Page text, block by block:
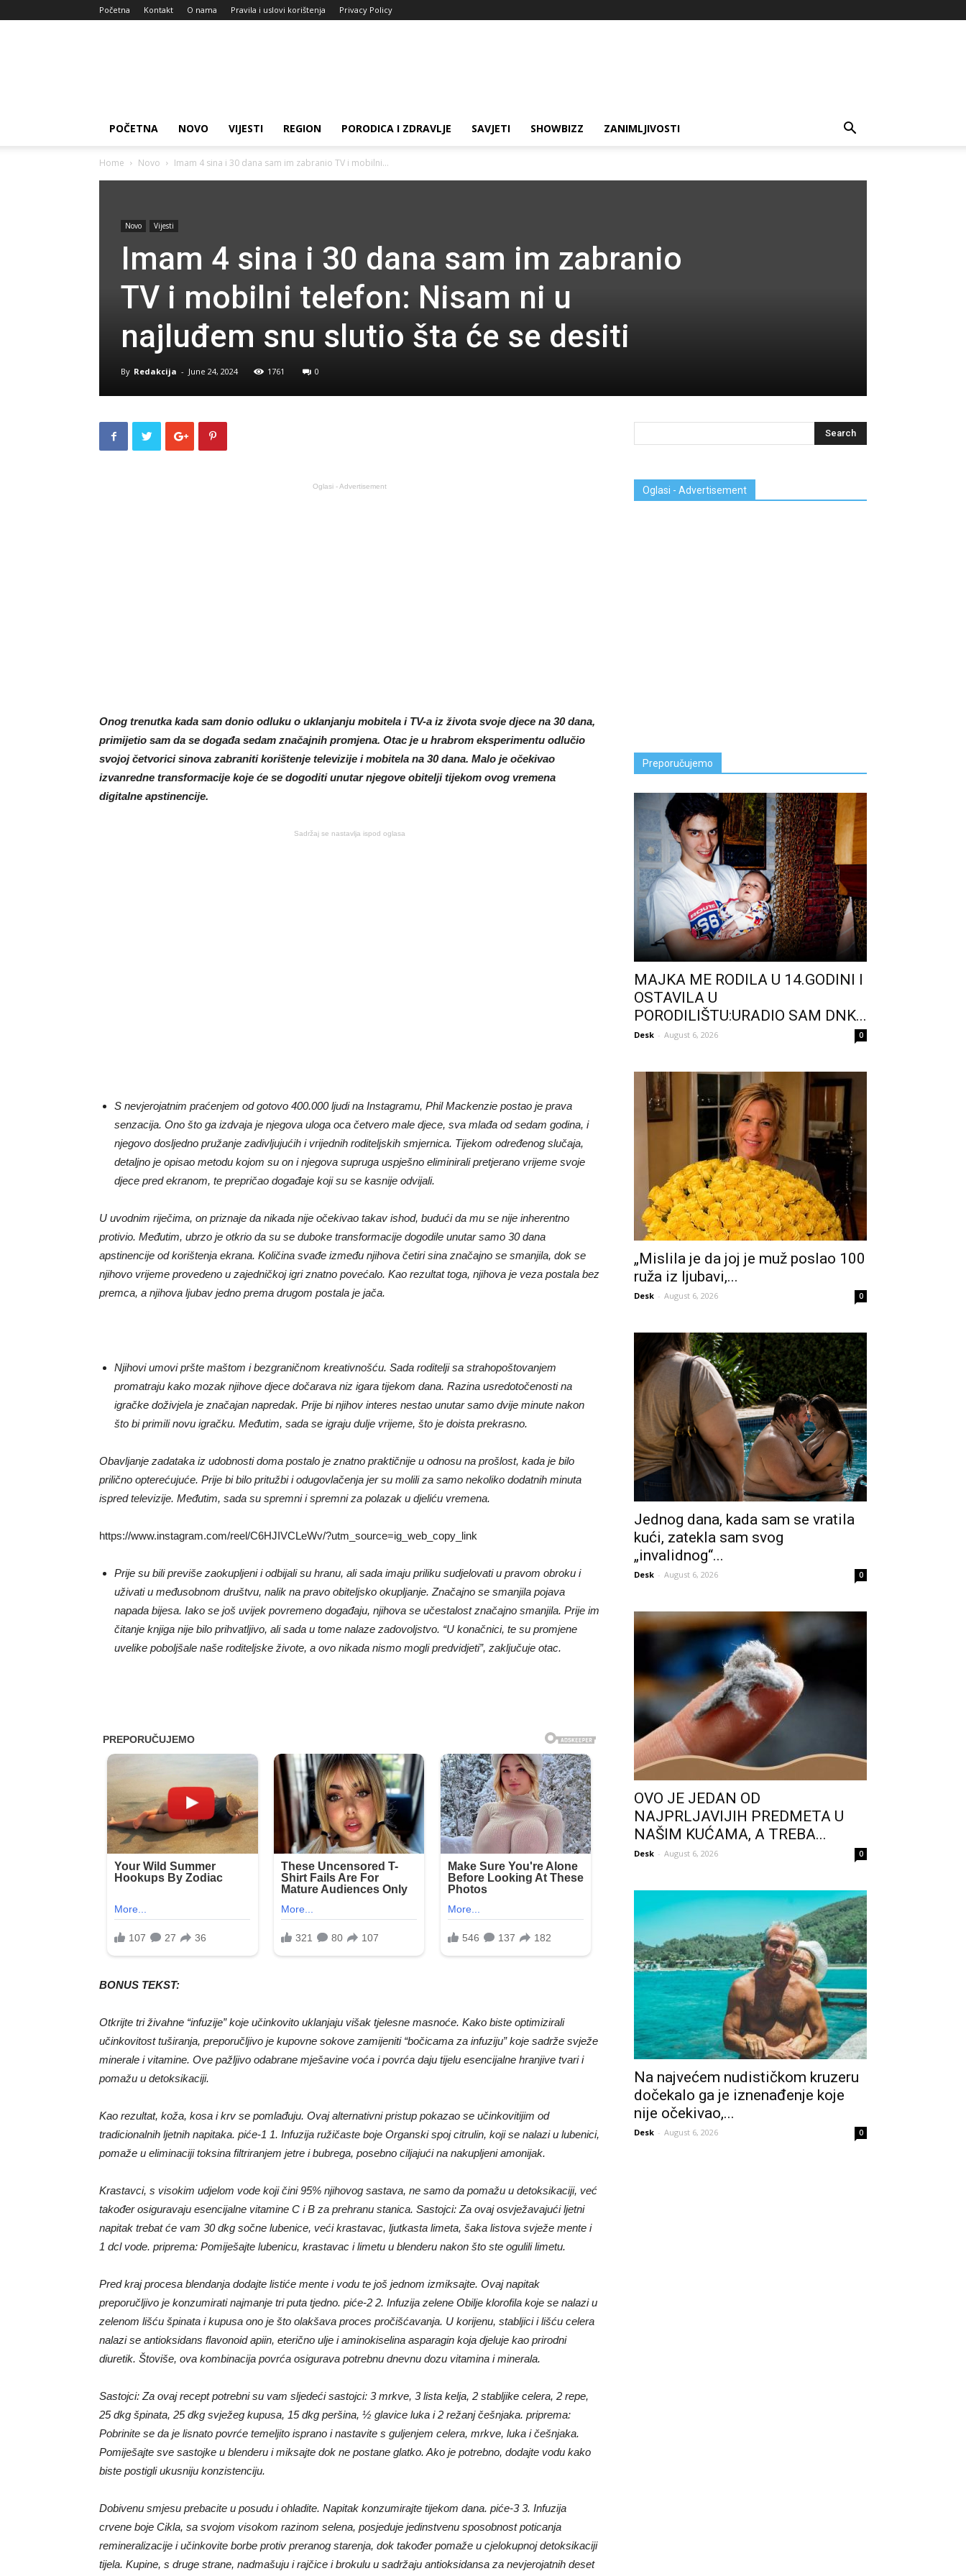
Početna Kontakt O nama Pravila i uslovi korištenja Privacy Policy
POČETNA NOVO VIJESTI REGION PORODICA I ZDRAVLJE SAVJETI SHOWBIZZ ZANIMLJIVOSTI
Home Novo Imam 4 sina i 30 dana sam im zabranio TV i mobilni...
Novo Vijesti
Imam 4 sina i 30 dana sam im zabranio
TV i mobilni telefon: Nisam ni u
najluđem snu slutio šta će se desiti
By Redakcija - June 24, 2024 1761 0
Oglasi - Advertisement
Onog trenutka kada sam donio odluku o uklanjanju mobitela i TV-a iz života svoje djece na 30 dana,
primijetio sam da se događa sedam značajnih promjena. Otac je u hrabrom eksperimentu odlučio
svojoj četvorici sinova zabraniti korištenje televizije i mobitela na 30 dana. Malo je očekivao
izvanredne transformacije koje će se dogoditi unutar njegove obitelji tijekom ovog vremena
digitalne apstinencije.
Sadržaj se nastavlja ispod oglasa
S nevjerojatnim praćenjem od gotovo 400.000 ljudi na Instagramu, Phil Mackenzie postao je prava
senzacija. Ono što ga izdvaja je njegova uloga oca četvero male djece, sva mlađa od sedam godina, i
njegovo dosljedno pružanje zadivljujućih i vrijednih roditeljskih smjernica. Tijekom određenog slučaja,
detaljno je opisao metodu kojom su on i njegova supruga uspješno eliminirali pretjerano vrijeme svoje
djece pred ekranom, te prepričao događaje koji su se kasnije odvijali.
U uvodnim riječima, on priznaje da nikada nije očekivao takav ishod, budući da mu se nije inherentno
protivio. Međutim, ubrzo je otkrio da su se duboke transformacije dogodile unutar samo 30 dana
apstinencije od korištenja ekrana. Količina svađe između njihova četiri sina značajno se smanjila, dok se
njihovo vrijeme provedeno u zajedničkoj igri znatno povećalo. Kao rezultat toga, njihova je veza postala bez
premca, a njihova ljubav jedno prema drugom postala je jača.
Njihovi umovi pršte maštom i bezgraničnom kreativnošću. Sada roditelji sa strahopoštovanjem
promatraju kako mozak njihove djece dočarava niz igara tijekom dana. Razina usredotočenosti na
igračke doživjela je značajan napredak. Prije bi njihov interes nestao unutar samo dvije minute nakon
što bi primili novu igračku. Međutim, sada se igraju dulje vrijeme, što je doista prekrasno.
Obavljanje zadataka iz udobnosti doma postalo je znatno praktičnije u odnosu na prošlost, kada je bilo
prilično opterećujuće. Prije bi bilo pritužbi i odugovlačenja jer su molili za samo nekoliko dodatnih minuta
ispred televizije. Međutim, sada su spremni i spremni za polazak u djeliću vremena.
https://www.instagram.com/reel/C6HJIVCLeWv/?utm_source=ig_web_copy_link
Prije su bili previše zaokupljeni i odbijali su hranu, ali sada imaju priliku sudjelovati u pravom obroku i
uživati ​​u međusobnom društvu, nalik na pravo obiteljsko okupljanje. Značajno se smanjila pojava
napada bijesa. Iako se još uvijek povremeno događaju, njihova se učestalost značajno smanjila. Prije im
čitanje knjiga nije bilo prihvatljivo, ali sada u tome nalaze zadovoljstvo. “U konačnici, te su promjene
uvelike poboljšale naše roditeljske živote, a ovo nikada nismo mogli predvidjeti”, zaključuje otac.
BONUS TEKST:
Otkrijte tri živahne “infuzije” koje učinkovito uklanjaju višak tjelesne masnoće. Kako biste optimizirali
učinkovitost tuširanja, preporučljivo je kupovne sokove zamijeniti “bočicama za infuziju” koje sadrže svježe
minerale i vitamine. Ove pažljivo odabrane mješavine voća i povrća daju tijelu esencijalne hranjive tvari i
pomažu u detoksikaciji.
Kao rezultat, koža, kosa i krv se pomlađuju. Ovaj alternativni pristup pokazao se učinkovitijim od
tradicionalnih ljetnih napitaka. piće-1 1. Infuzija ružičaste boje Organski spoj citrulin, koji se nalazi u lubenici,
pomaže u eliminaciji toksina filtriranjem jetre i bubrega, posebno ciljajući na nakupljeni amonijak.
Krastavci, s visokim udjelom vode koji čini 95% njihovog sastava, ne samo da pomažu u detoksikaciji, već
također osiguravaju esencijalne vitamine C i B za prehranu stanica. Sastojci: Za ovaj osvježavajući ljetni
napitak trebat će vam 30 dkg sočne lubenice, veći krastavac, ljutkasta limeta, šaka listova svježe mente i
1 dcl vode. priprema: Pomiješajte lubenicu, krastavac i limetu u blenderu nakon što ste ogulili limetu.
Pred kraj procesa blendanja dodajte listiće mente i vodu te još jednom izmiksajte. Ovaj napitak
preporučljivo je konzumirati najmanje tri puta tjedno. piće-2 2. Infuzija zelene Obilje klorofila koje se nalazi u
zelenom lišću špinata i kupusa ono je što olakšava proces pročišćavanja. U korijenu, stabljici i lišću celera
nalazi se antioksidans flavonoid apiin, eterično ulje i aminokiselina asparagin koja djeluje kao prirodni
diuretik. Štoviše, ova kombinacija povrća osigurava potrebnu dnevnu dozu vitamina i minerala.
Sastojci: Za ovaj recept potrebni su vam sljedeći sastojci: 3 mrkve, 3 lista kelja, 2 stabljike celera, 2 repe,
25 dkg špinata, 25 dkg svježeg kupusa, 15 dkg peršina, ½ glavice luka i 2 režanj češnjaka. priprema:
Pobrinite se da je lisnato povrće temeljito isprano i nastavite s guljenjem celera, mrkve, luka i češnjaka.
Pomiješajte sve sastojke u blenderu i miksajte dok ne postane glatko. Ako je potrebno, dodajte vodu kako
biste postigli ukusniju konzistenciju.
Dobivenu smjesu prebacite u posudu i ohladite. Napitak konzumirajte tijekom dana. piće-3 3. Infuzija
crvene boje Cikla, sa svojom visokom razinom selena, posjeduje jedinstvenu sposobnost poticanja
remineralizacije i učinkovite borbe protiv preranog starenja, dok također pomaže u cjelokupnoj detoksikaciji
tijela. Kupine, s druge strane, nadmašuju i rajčice i brokulu u sadržaju antioksidansa za nevjerojatnih deset
Oglasi - Advertisement
Preporučujemo
MAJKA ME RODILA U 14.GODINI I
OSTAVILA U
PORODILIŠTU:URADIO SAM DNK...
Desk - August 6, 2026 0
„Mislila je da joj je muž poslao 100
ruža iz ljubavi,...
Desk - August 6, 2026 0
Jednog dana, kada sam se vratila
kući, zatekla sam svog
„invalidnog“...
Desk - August 6, 2026 0
OVO JE JEDAN OD
NAJPRLJAVIJIH PREDMETA U
NAŠIM KUĆAMA, A TREBA...
Desk - August 6, 2026 0
Na najvećem nudističkom kruzeru
dočekalo ga je iznenađenje koje
nije očekivao,...
Desk - August 6, 2026 0